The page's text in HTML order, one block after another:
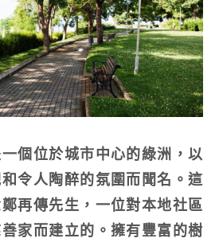
個位於城市中心的綠洲，以
令人陶醉的氛圍而聞名。這
再傳先生，一位對本地社區
家而建立的。擁有豐富的樹